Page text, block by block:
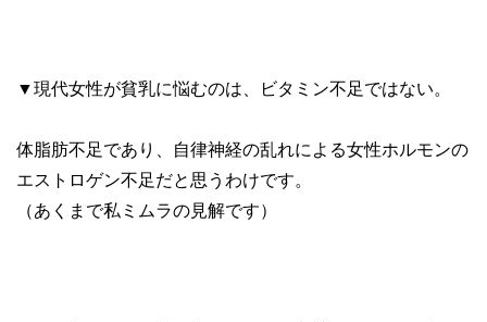
▼現代女性が貧乳に悩むのは、ビタミン不足ではない。
体脂肪不足であり、自律神経の乱れによる女性ホルモンの
エストロゲン不足だと思うわけです。
（あくまで私ミムラの見解です）